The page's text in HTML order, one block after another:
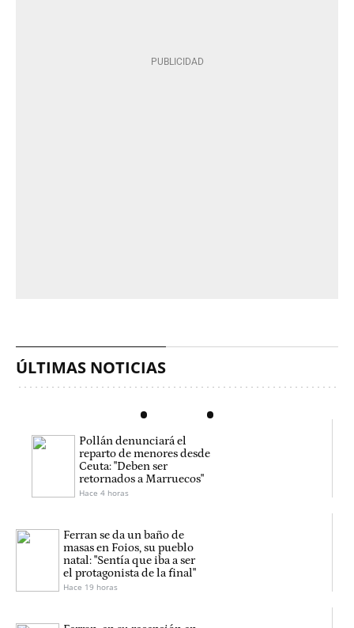
ÚLTIMAS NOTICIAS
Pollán denunciará el
reparto de menores desde
Ceuta: "Deben ser
retornados a Marruecos"
Hace 4 horas
Ferran se da un baño de
masas en Foios, su pueblo
natal: "Sentía que iba a ser
el protagonista de la final"
Hace 19 horas